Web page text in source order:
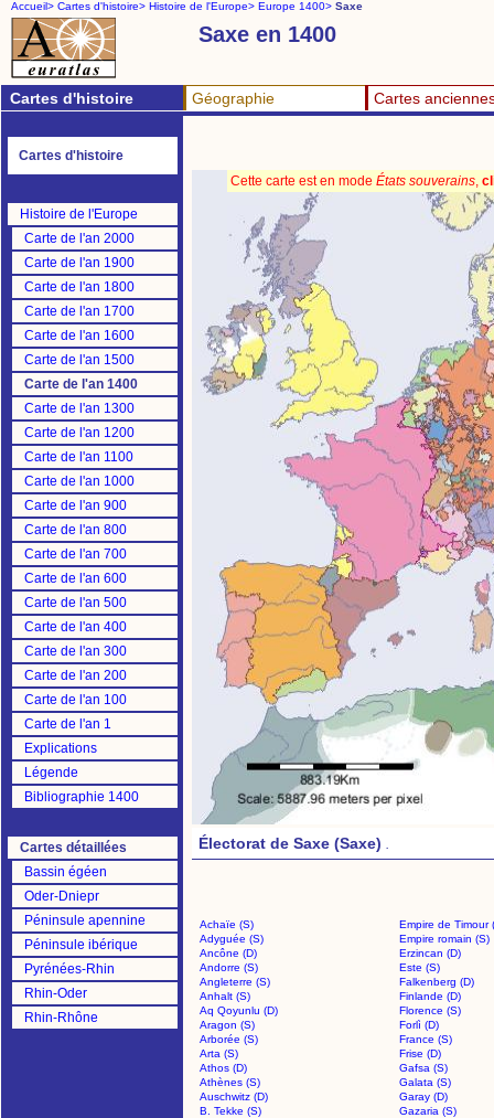
Accueil> Cartes d'histoire> Histoire de l'Europe> Europe 1400> Saxe
Saxe en 1400
Cartes d'histoire Géographie Cartes
Cartes d'histoire
Histoire de l'Europe
Carte de l'an 2000
Carte de l'an 1900
Carte de l'an 1800
Carte de l'an 1700
Carte de l'an 1600
Carte de l'an 1500
Carte de l'an 1400
Carte de l'an 1300
Carte de l'an 1200
Carte de l'an 1100
Carte de l'an 1000
Carte de l'an 900
Carte de l'an 800
Carte de l'an 700
Carte de l'an 600
Carte de l'an 500
Carte de l'an 400
Carte de l'an 300
Carte de l'an 200
Carte de l'an 100
Carte de l'an 1
Explications
Légende
Bibliographie 1400
Cartes détaillées
Bassin égéen
Oder-Dniepr
Péninsule apennine
Péninsule ibérique
Pyrénées-Rhin
Rhin-Oder
Rhin-Rhône
Cette carte est en mode États souverains,
Électorat de Saxe (Saxe) .
Achaïe (S)
Empire de Timour
Adyguée (S)
Empire romain (S)
Ancône (D)
Erzincan (D)
Andorre (S)
Este (S)
Angleterre (S)
Falkenberg (D)
Anhalt (S)
Finlande (D)
Aq Qoyunlu (D)
Florence (S)
Aragon (S)
Forlì (D)
Arborée (S)
France (S)
Arta (S)
Frise (D)
Athos (D)
Gafsa (S)
Athènes (S)
Galata (S)
Auschwitz (D)
Garay (D)
B. Tekke (S)
Gazaria (S)